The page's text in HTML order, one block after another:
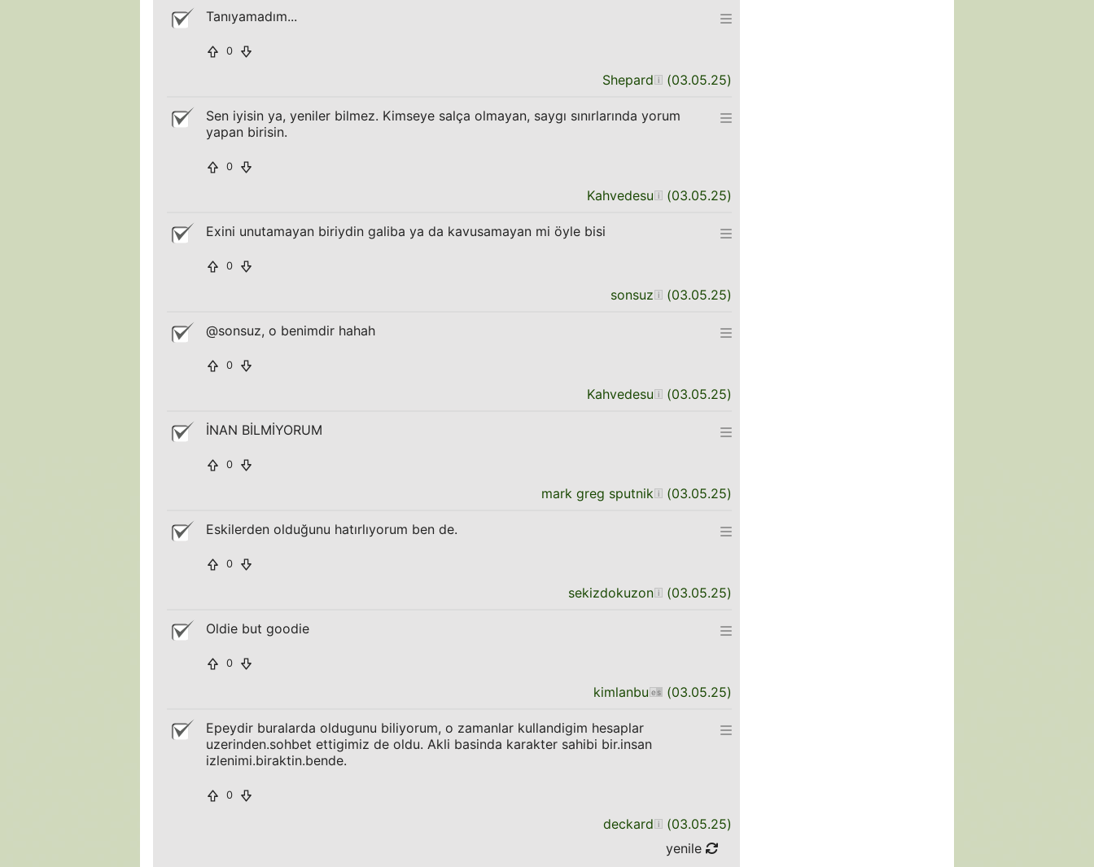
Tanıyamadım...
0
Shepard (03.05.25)
Sen iyisin ya, yeniler bilmez. Kimseye salça olmayan, saygı sınırlarında yorum
yapan birisin.
0
Kahvedesu (03.05.25)
Exini unutamayan biriydin galiba ya da kavusamayan mi öyle bisi
0
sonsuz (03.05.25)
@sonsuz, o benimdir hahah
0
Kahvedesu (03.05.25)
İNAN BİLMİYORUM
0
mark greg sputnik (03.05.25)
Eskilerden olduğunu hatırlıyorum ben de.
0
sekizdokuzon (03.05.25)
Oldie but goodie
0
kimlanbu (03.05.25)
Epeydir buralarda oldugunu biliyorum, o zamanlar kullandigim hesaplar
uzerinden.sohbet ettigimiz de oldu. Akli basinda karakter sahibi bir.insan
izlenimi.biraktin.bende.
0
deckard (03.05.25)
yenile